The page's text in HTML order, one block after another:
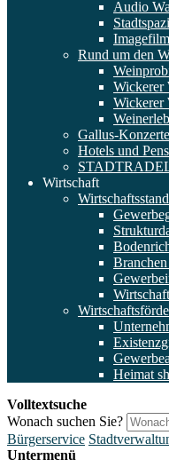
Audio
Imagefilm
Rund um den
Wickerer
Wickerer
Gallus-Konzerte
Hotels und
Wirtschaft
Heimat
Volltextsuche
Wonach suchen Sie?
Bürgerservice
Untermenü